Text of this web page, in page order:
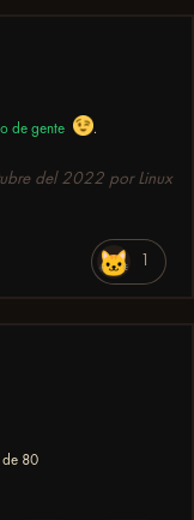
de gente .
del 2022 por Linux
1
de 80